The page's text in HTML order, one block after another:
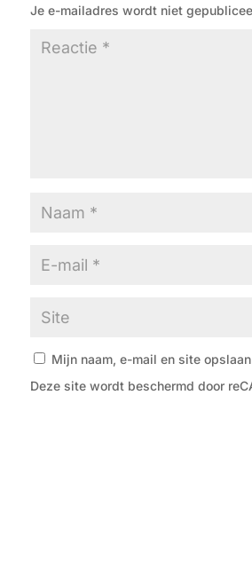
Je e-mailadres wordt niet
Mijn naam, e-mail en site
Deze site wordt beschermd door